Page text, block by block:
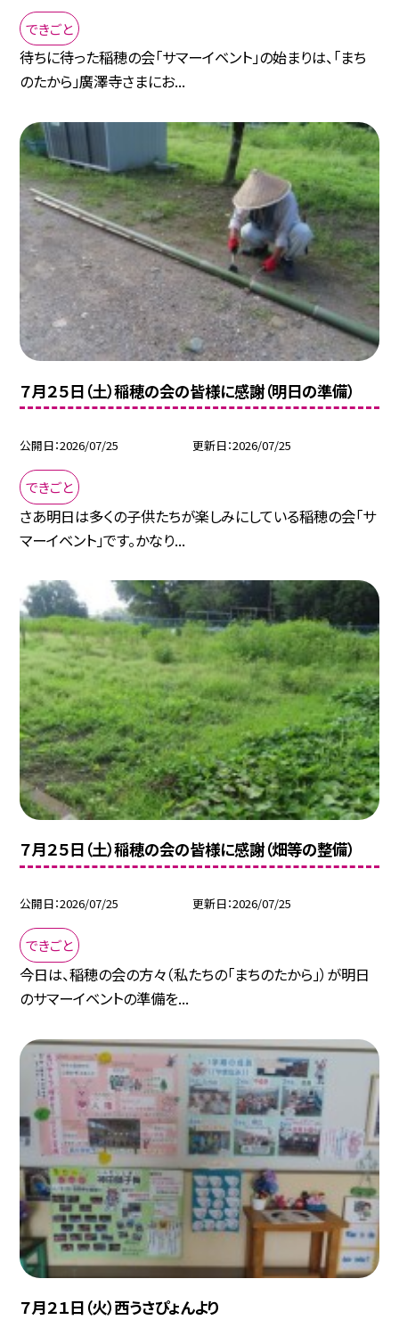
できごと
待ちに待った稲穂の会「サマーイベント」の始まりは、「まち
のたから」廣澤寺さまにお...
７月２５日（土）稲穂の会の皆様に感謝（明日の準備）
公開日 2026/07/25 更新日 2026/07/25
できごと
さあ明日は多くの子供たちが楽しみにしている稲穂の会「サ
マーイベント」です。かなり...
７月２５日（土）稲穂の会の皆様に感謝（畑等の整備）
公開日 2026/07/25 更新日 2026/07/25
できごと
今日は、稲穂の会の方々（私たちの「まちのたから」）が明日
のサマーイベントの準備を...
７月２１日（火）西うさぴょんより